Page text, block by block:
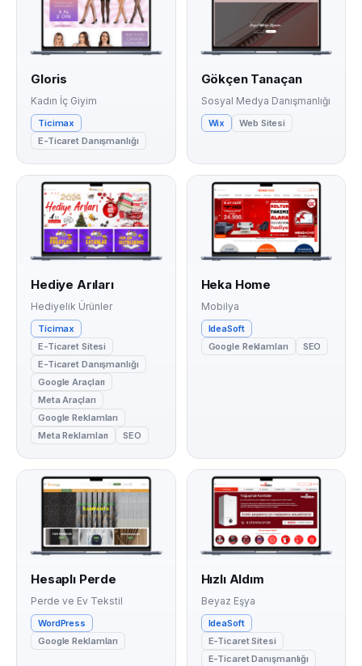
Gloris
Kadın İç Giyim
Ticimax
E-Ticaret Danışmanlığı
Gökçen Tanaçan
Sosyal Medya Danışmanlığı
Wix Web Sitesi
Hediye Arıları
Hediyelik Ürünler
Ticimax
E-Ticaret Sitesi
E-Ticaret Danışmanlığı
Google Araçları
Meta Araçları
Google Reklamları
Meta Reklamları
SEO
Heka Home
Mobilya
IdeaSoft
Google Reklamları
SEO
Hesaplı Perde
Perde ve Ev Tekstil
WordPress
Google Reklamları
Hızlı Aldım
Beyaz Eşya
IdeaSoft
E-Ticaret Sitesi
E-Ticaret Danışmanlığı